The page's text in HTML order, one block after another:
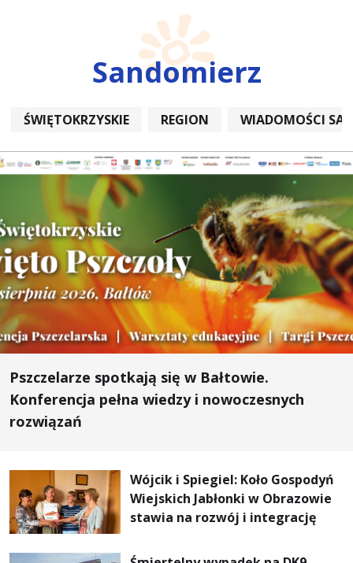
Sandomierz
ŚWIĘTOKRZYSKIE REGION WIADOMOŚCI
Pszczelarze spotkają się w Bałtowie.
Konferencja pełna wiedzy i nowoczesnych
rozwiązań
Wójcik i Spiegiel: Koło Gospodyń
Wiejskich Jabłonki w Obrazowie
stawia na rozwój i integrację